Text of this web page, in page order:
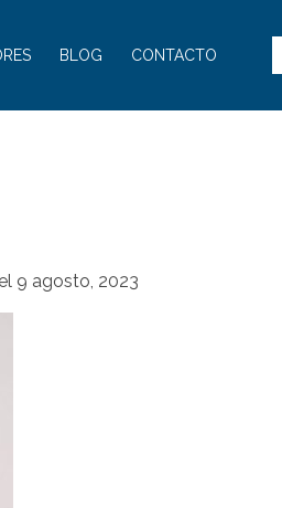
BLOG CONTACTO
9 agosto, 2023